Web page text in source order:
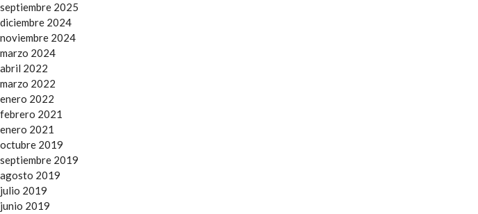
septiembre 2025
diciembre 2024
noviembre 2024
marzo 2024
abril 2022
marzo 2022
enero 2022
febrero 2021
enero 2021
octubre 2019
septiembre 2019
agosto 2019
julio 2019
junio 2019